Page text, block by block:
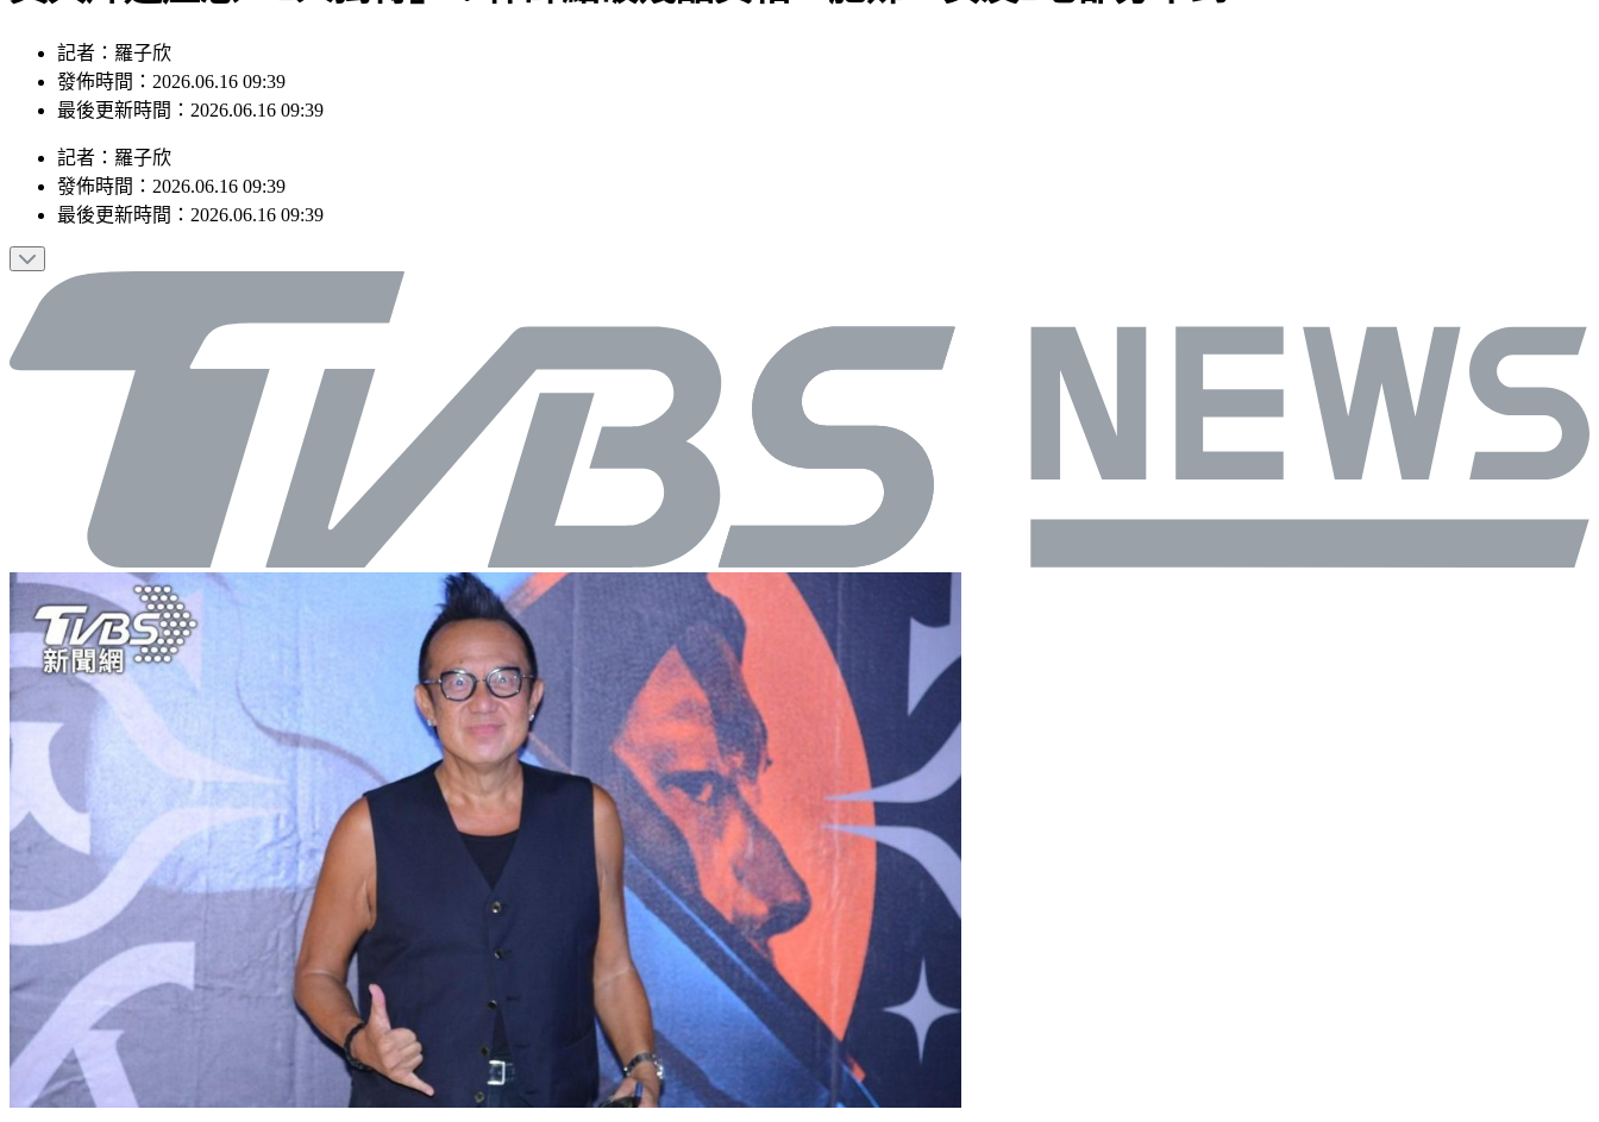
記者：羅子欣
發佈時間：2026.06.16 09:39
最後更新時間：2026.06.16 09:39
記者 ： 羅子欣
發佈時間： 2026.06.16 09:39
最後更新時間： 2026.06.16 09:39